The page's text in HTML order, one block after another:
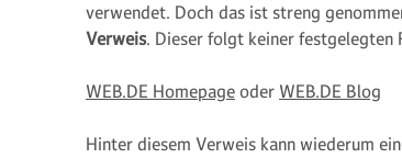
verwendet. Doch das ist streng
Verweis. Dieser folgt keiner festgelegten
WEB.DE Homepage oder WEB.DE Blog
Hinter diesem Verweis kann wiederum